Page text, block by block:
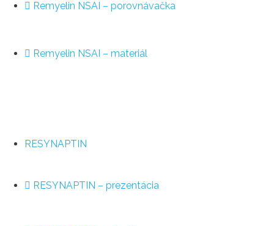
Remyelin NSAI – porovnávačka
Remyelin NSAI – materiál
RESYNAPTIN
RESYNAPTIN – prezentácia